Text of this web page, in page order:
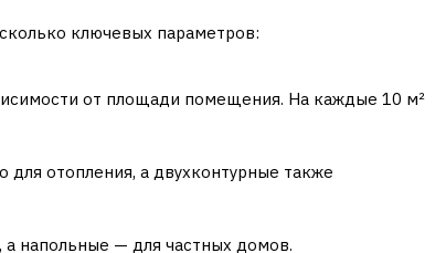
ключевых параметров:
от площади помещения. На каждые 10 м²
отопления, а двухконтурные также
напольные — для частных домов.